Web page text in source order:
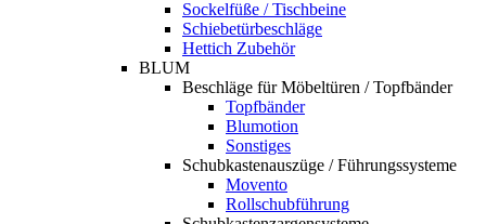
Sockelfüße / Tischbeine
Schiebetürbeschläge
Hettich Zubehör
BLUM
Beschläge für Möbeltüren / Topfbänder
Topfbänder
Blumotion
Sonstiges
Schubkastenauszüge / Führungssysteme
Movento
Rollschubführung